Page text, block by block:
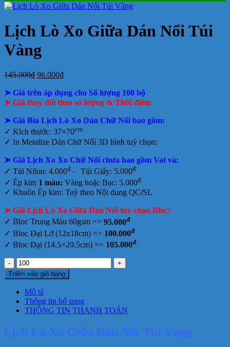
nay
tại
giá
Treo
Tường
giá
Bloc
Khổ
Mẫu
Tết
TLV
ở
Bloc
luận
Bảng
giá
Lịch Lò Xo Giữa Dán Nổi Túi
Vàng
145.000₫ Giá
là:
145.000₫.
96.000₫Giá
tại
là:
➤ Giá trên áp dụng cho Số lượng 100 bộ
➤ Giá thay đổi theo số lượng & Thời điểm
➤ Giá Bìa Lịch Lò Xo Dán Chữ Nổi bao gồm:
✓ Kích thước: 37×70cm
✓ In Metalize Dán Chữ Nổi 3D hình tuỳ chọn:
➤ Giá Lịch Xo Xo Chữ Nổi chưa bao gồm Vat và:
✓ Túi Nilon: 4.000đ – Túi Giấy: 5.000đ
✓ Ép kim 1 màu: Vàng hoặc Bạc: 5.000đ
✓ Khuôn Ép kim: Tuỳ theo Nội dung QC/SL
➤ Giá Lịch Lò Xo Giữa Dán Nổi tùy chọn Bloc:
✓ Bloc Trung Màu 60gsm => 95.000đ
✓ Bloc Đại Lở (12x18cm) => 100.000đ
✓ Bloc Đại (14.5×20.5cm) => 105.000đ
Lịch
Lò
Xo
Giữa
Dán
Nổi
Túi
Vàng
số
Thêm vào giỏ hàng
Mô tả
Thông tin bổ sung
THÔNG TIN THANH TOÁN
Lịch Lò Xo Giữa Dán Nổi Túi Vàng